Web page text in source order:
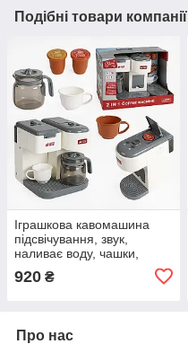
Подібні товари компанії
Іграшкова кавомашина
підсвічування, звук,
наливає воду, чашки,
капсули, кавник, режими
920 ₴
Про нас